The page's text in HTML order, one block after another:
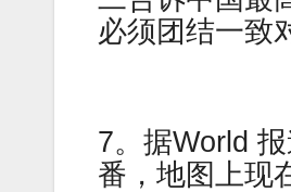
必须团结一致
7。据World
番，地图上现